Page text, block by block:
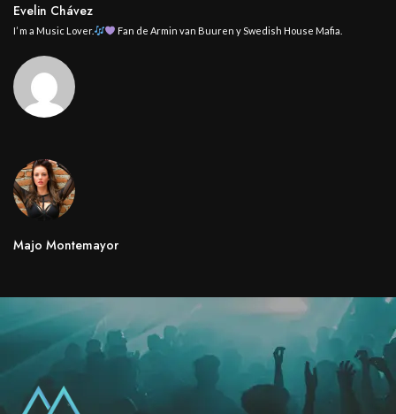
Evelin Chávez
I’ m a Music Lover. Fan de Armin van Buuren y Swedish House Mafia.
Majo Montemayor